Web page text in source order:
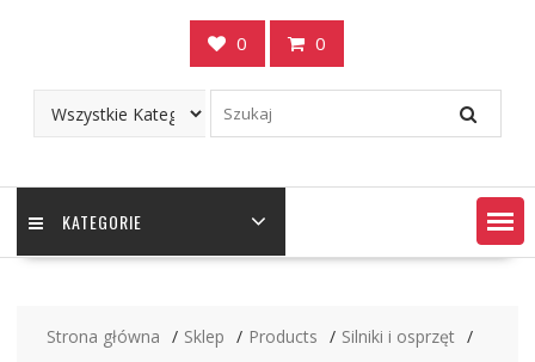
0 0
KATEGORIE
Strona główna Sklep Products
Silniki i osprzęt